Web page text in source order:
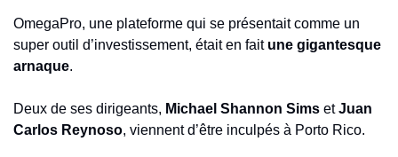
OmegaPro, une plateforme qui se présentait comme un
super outil d’investissement, était en fait une gigantesque
arnaque.
Deux de ses dirigeants, Michael Shannon Sims et Juan
Carlos Reynoso, viennent d’être inculpés à Porto Rico.